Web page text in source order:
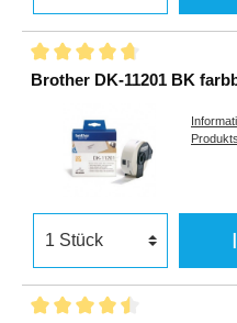
Brother DK-11201 BK